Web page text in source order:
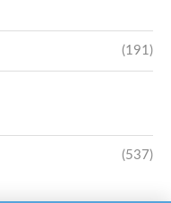
(191)
(537)